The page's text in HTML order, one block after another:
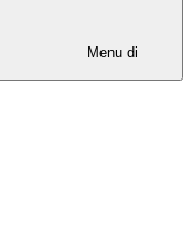
Menu di